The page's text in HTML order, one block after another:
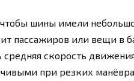
шины имели
пассажиров или вещи в
средняя скорость
при резких